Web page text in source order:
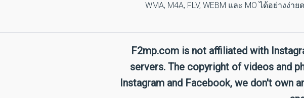
WMA, M4A, FLV, WEBM และ MO ได้อย่างง่าย
F2mp.com is not affiliated with
servers. The copyright of videos and
Instagram and Facebook, we don't own